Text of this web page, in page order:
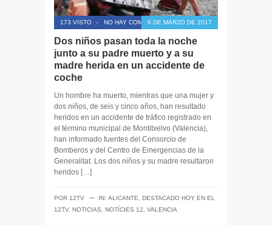
173 VISTO - NO HAY COMENTARIOS6 DE MARZO DE 2017
Dos niños pasan toda la noche
junto a su padre muerto y a su
madre herida en un accidente de
coche
Un hombre ha muerto, mientras que una mujer y
dos niños, de seis y cinco años, han resultado
heridos en un accidente de tráfico registrado en
el término municipal de Montitxelvo (Valencia),
han informado fuentes del Consorcio de
Bomberos y del Centro de Emergencias de la
Generalitat. Los dos niños y su madre resultaron
heridos […]
POR 12TV ─ IN: ALICANTE, DESTACADO HOY EN EL
12TV, NOTICIAS, NOTÍCIES 12, VALENCIA